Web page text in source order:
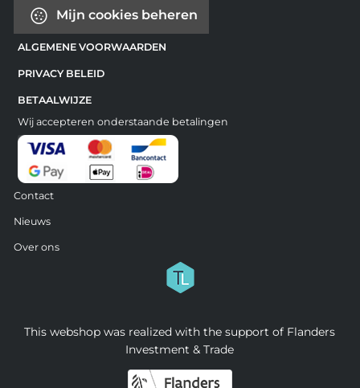
Mijn cookies beheren
ALGEMENE VOORWAARDEN
PRIVACY BELEID
BETAALWIJZE
Wij accepteren onderstaande betalingen
Contact
Nieuws
Over ons
This webshop was realized with the support of Flanders
Investment & Trade